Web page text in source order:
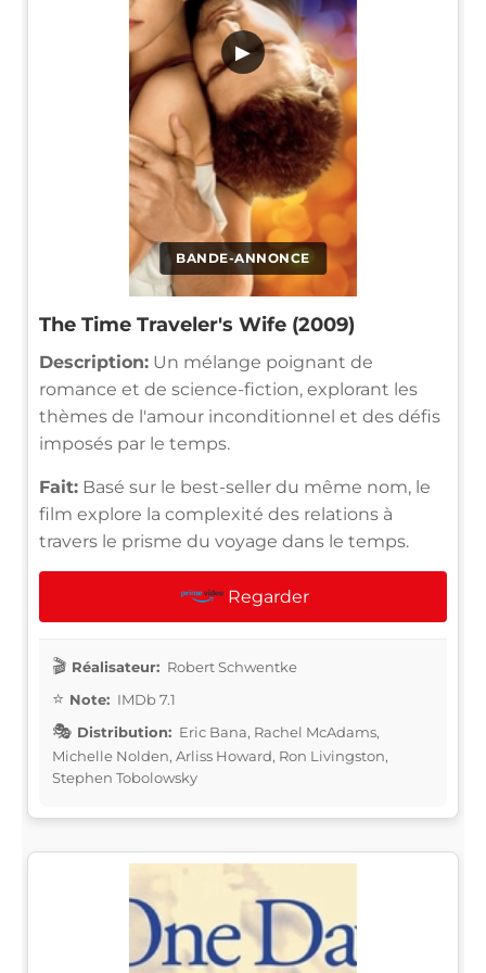
BANDE-ANNONCE
▶
The Time Traveler's Wife (2009)
Description: Un mélange poignant de
romance et de science-fiction, explorant les
thèmes de l'amour inconditionnel et des défis
imposés par le temps.
Fait: Basé sur le best-seller du même nom, le
film explore la complexité des relations à
travers le prisme du voyage dans le temps.
Regarder
Réalisateur: Robert Schwentke
Note: IMDb 7.1
Distribution: Eric Bana, Rachel McAdams,
Michelle Nolden, Arliss Howard, Ron Livingston,
Stephen Tobolowsky